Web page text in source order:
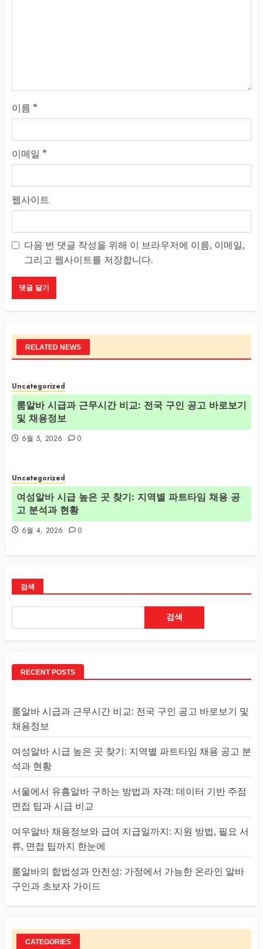
이름 *
이메일 *
웹사이트
다음 번 댓글 작성을 위해 이 브라우저에 이름, 이메일,
그리고 웹사이트를 저장합니다.
RELATED NEWS
Uncategorized
룸알바 시급과 근무시간 비교: 전국 구인 공고 바로보기
및 채용정보
6월 5, 2026 0
Uncategorized
여성알바 시급 높은 곳 찾기: 지역별 파트타임 채용 공
고 분석과 현황
6월 4, 2026 0
검색
검색
RECENT POSTS
룸알바 시급과 근무시간 비교: 전국 구인 공고 바로보기 및
채용정보
여성알바 시급 높은 곳 찾기: 지역별 파트타임 채용 공고 분
석과 현황
서울에서 유흥알바 구하는 방법과 자격: 데이터 기반 주점
면접 팁과 시급 비교
여우알바 채용정보와 급여 지급일까지: 지원 방법, 필요 서
류, 면접 팁까지 한눈에
룸알바의 합법성과 안전성: 가정에서 가능한 온라인 알바
구인과 초보자 가이드
CATEGORIES